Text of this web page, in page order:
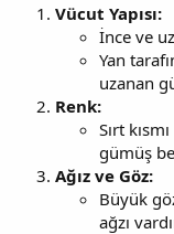
Vücut Yapısı:
İnce ve
Yan
uzanan
Renk:
Sırt
gümüş
Ağız ve Göz:
Büyük
ağzı